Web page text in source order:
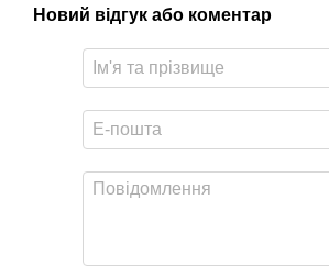
Новий відгук або коментар